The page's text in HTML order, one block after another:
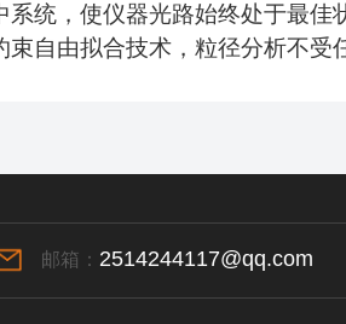
系统，使仪器光路始终处于最佳
束自由拟合技术，粒径分析不受
邮箱： 2514244117@qq.com